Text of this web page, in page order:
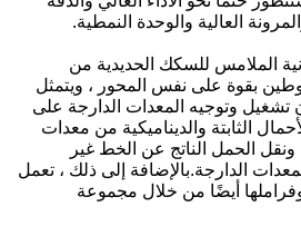
العالية والوحدة النمطية.
الملامس للسكك الحديدية من
بقوة على نفس المحور ، ويتمثل
وتوجيه المعدات الدارجة على
الثابتة والديناميكية من معدات
ونقل الحمل الناتج عن الخط غير
الدارجة.بالإضافة إلى ذلك ، تعمل
وفراملها أيضًا من خلال مجموعة